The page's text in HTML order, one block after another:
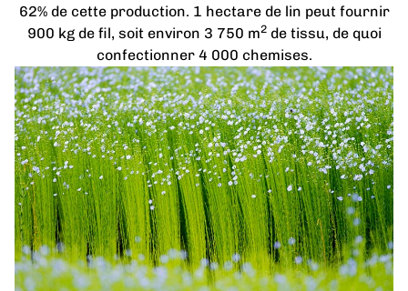
62% de cette production. 1 hectare de lin peut fournir
900 kg de fil, soit environ 3 750 m2de tissu, de quoi
confectionner 4 000 chemises.